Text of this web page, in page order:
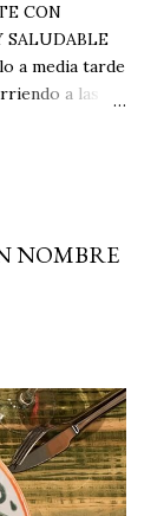
CON
SALUDABLE
a media tarde
a las
o snacks
y sodio?
no tiene
van a cambiar
Olvídate de
y
snack ligero,
Es el
NOMBRE